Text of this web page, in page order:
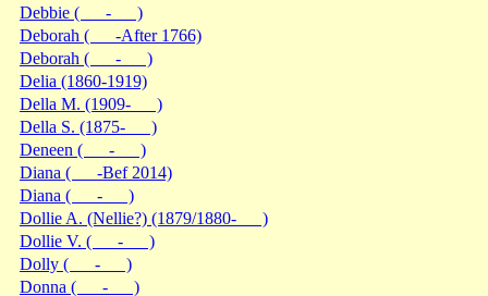
Debbie ( - )
Deborah ( -After 1766)
Deborah ( - )
Delia (1860-1919)
Della M. (1909- )
Della S. (1875- )
Deneen ( - )
Diana ( -Bef 2014)
Diana ( - )
Dollie A. (Nellie?) (1879/1880- )
Dollie V. ( - )
Dolly ( - )
Donna ( - )